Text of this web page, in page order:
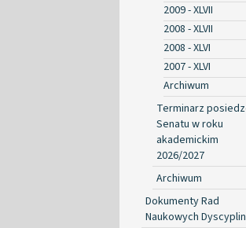
2009 - XLVII
2008 - XLVII
2008 - XLVI
2007 - XLVI
Archiwum
Terminarz
Senatu w roku
akademickim
2026/2027
Archiwum
Dokumenty Rad
Naukowych Dyscyplin